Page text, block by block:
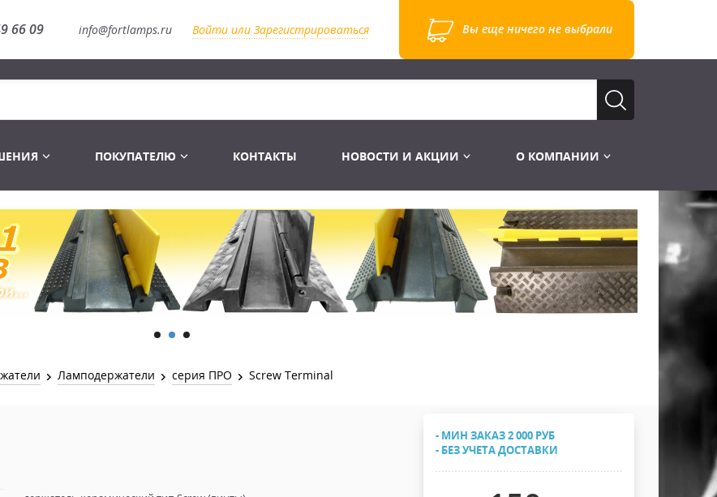
66 09 info@fortlamps.ru Войти или Зарегистрироваться Вы еще ничего не выбрали
Лампы Винтаж Ретро Декор
Лампы галогенные 6-120 V
Лампы студийные 110-240 V
Лампы-фары PAR
Лампы для бассейна
Лампы UV TUV HNS
Лампы видеопроекторные
Пускорегулирующая аппаратура
Распродажа
Перчатки
Сумки и подсумки
Инструменты
Готовые комплекты
Конструктор МИКРОСЦЕНА
Распродажа
Световое оборудование
Аксессуары для света
Лебёдки и Аксессуары
Фермы Штативы Стойки
Защитные чехлы и Кейсы
Распродажа
2х канальные модули
6и канальные модули
Лежачий полицейский ИДН
ПОКУПАТЕЛЮ КОНТАКТЫ НОВОСТИ И АКЦИИ О КОМПАНИИ
Ламподержатели серия ПРО Screw Terminal
- МИН ЗАКАЗ 2 000 РУБ
- БЕЗ УЧЕТА ДОСТАВКИ